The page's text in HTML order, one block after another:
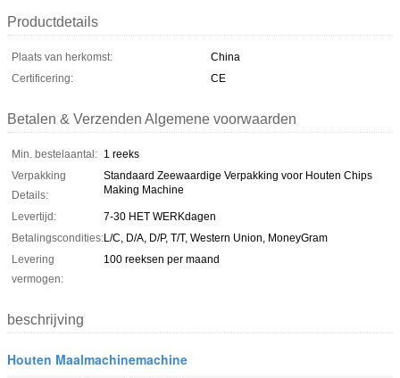
Productdetails
Plaats van herkomst:
China
Certificering:
CE
Betalen & Verzenden Algemene voorwaarden
Min. bestelaantal: 1 reeks
Verpakking
Details:
Standaard Zeewaardige Verpakking voor Houten Chips
Making Machine
Levertijd:
7-30 HET WERKdagen
Betalingscondities:L/C, D/A, D/P, T/T, Western Union, MoneyGram
Levering
vermogen:
100 reeksen per maand
beschrijving
Houten Maalmachinemachine